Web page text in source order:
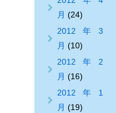
月 (24)
2012年3
月 (10)
2012年2
月 (16)
2012年1
月 (19)